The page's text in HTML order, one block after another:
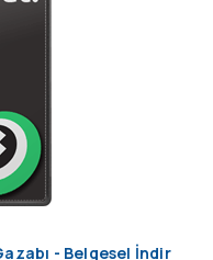
- Belgesel İndir